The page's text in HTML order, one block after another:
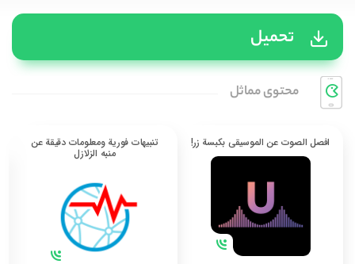
تحميل
محتوی مماثل
افصل الصوت عن الموسيقى بكبسة زر! تنبيهات فورية ومعلومات دقيقة عن
منبه الزلازل